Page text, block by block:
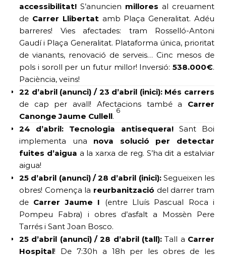
accessibilitat! S’anuncien millores al creuament
de Carrer Llibertatamb Plaça Generalitat. Adéu
barreres! Vies afectades: tram Rosselló-Antoni
Gaudí i Plaça Generalitat. Plataforma única, prioritat
de vianants, renovació de serveis… Cinc mesos de
pols i soroll per un futur millor! Inversió: 538.000€.
Paciència, veïns!
22 d’abril (anunci) / 23 d’abril (inici): Més carrers
de cap per avall! Afectacions també a Carrer
Canonge Jaume Cullell.
6
24 d’abril: Tecnologia antisequera!Sant Boi
implementa una nova solució per detectar
fuites d’aigua a la xarxa de reg. S’ha dit a estalviar
aigua!
25 d’abril (anunci) / 28 d’abril (inici):Segueixen les
obres! Comença la reurbanització del darrer tram
de Carrer Jaume I (entre Lluís Pascual Roca i
Pompeu Fabra) i obres d’asfalt a Mossèn Pere
Tarrés i Sant Joan Bosco.
25 d’abril (anunci) / 28 d’abril (tall): Tall a Carrer
Hospital! De 7:30h a 18h per les obres de les